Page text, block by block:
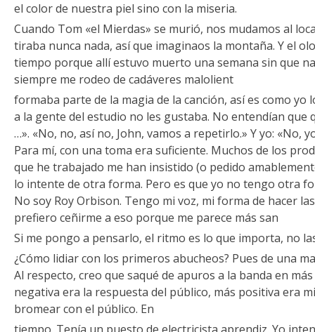
el color de nuestra piel sino con la miseria.
Cuando Tom «el Mierdas» se murió, nos mudamos al
tiraba nunca nada, así que imaginaos la montaña. Y el
tiempo porque allí estuvo muerto una semana sin que
siempre me rodeo de cadáveres malolient
formaba parte de la magia de la canción, así es como
a la gente del estudio no les gustaba. No entendían que
…». «No, no, así no, John, vamos a repetirlo.» Y yo: «No,
Para mí, con una toma era suficiente. Muchos de los
que he trabajado me han insistido (o pedido
lo intente de otra forma. Pero es que yo no tengo otra
No soy Roy Orbison. Tengo mi voz, mi forma de hacer
prefiero ceñirme a eso porque me parece más san
Si me pongo a pensarlo, el ritmo es lo que importa, no
¿Cómo lidiar con los primeros abucheos? Pues de una
Al respecto, creo que saqué de apuros a la banda en
negativa era la respuesta del público, más positiva era
bromear con el público. En